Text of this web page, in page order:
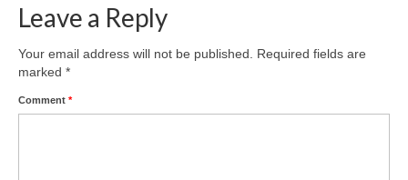
Leave a Reply
Your email address will not be published.
Required fields are
marked *
Comment *